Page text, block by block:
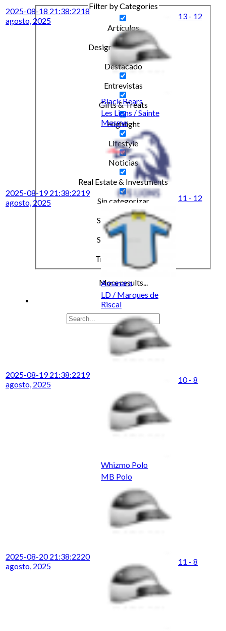
Filter by Categories
Artículos
Design & Inspiration
Destacado
Entrevistas
Gifts & Treats
Highlight
Lifestyle
Noticias
Real Estate & Investments
Sin categorizar
Social & Events
Social & Events
Travel & Leisure
More results...
2025-08-18 21:38:2218
agosto, 2025
Black Bears
13 - 12
2025-08-19 21:38:2219
agosto, 2025
Les Lions / Sainte
Mesme
Amanara
11 - 12
2025-08-19 21:38:2219
agosto, 2025
LD / Marques de
Riscal
Whizmo Polo
10 - 8
2025-08-20 21:38:2220
agosto, 2025
MB Polo
11 - 8